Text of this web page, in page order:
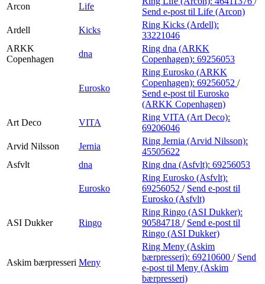
Arcon
Life
Send e-post til Life (Arcon)
Ardell
Kicks
Ring Kicks (Ardell):
33221046
ARKK
Copenhagen
dna
Ring dna (ARKK
Copenhagen): 69256053
Eurosko
Ring Eurosko (ARKK
Copenhagen): 69256052 /
Send e-post til Eurosko
(ARKK Copenhagen)
Art Deco
VITA
Ring VITA (Art Deco):
69206046
Arvid Nilsson
Jernia
Ring Jernia (Arvid Nilsson):
45505622
Asfvlt
dna Ring dna (Asfvlt): 69256053
Eurosko
Ring Eurosko (Asfvlt):
69256052 / Send e-post til
Eurosko (Asfvlt)
ASI Dukker Ringo
Ring Ringo (ASI Dukker):
90584718 / Send e-post til
Ringo (ASI Dukker)
Askim bærpresseri Meny
Ring Meny (Askim
bærpresseri): 69210600 / Send
e-post til Meny (Askim
bærpresseri)